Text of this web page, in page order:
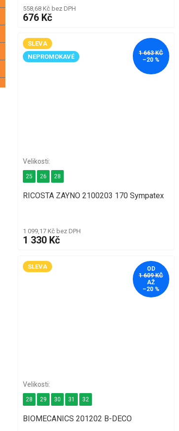
558,68 Kč bez DPH
676 Kč
SLEVA
NEPROMOKAVÉ
1 663 KČ
–20 %
RICOSTA ZAYNO 2100203 170 Sympatex
1 099,17 Kč bez DPH
1 330 Kč
25 26 28
SLEVA
OD
1 609 KČ
AŽ
–20 %
BIOMECANICS 201202 B-DECO
28 29 30 31 32